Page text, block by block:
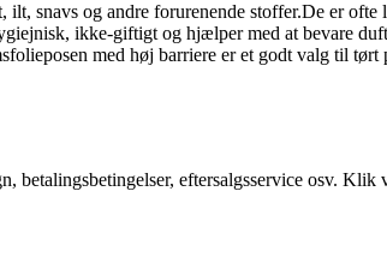
snavs og andre forurenende stoffer.De er
ikke-giftigt og hjælper med at bevare
med høj barriere er et godt valg til
eftersalgsservice osv.